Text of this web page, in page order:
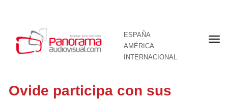
ESPAÑA
AMÉRICA
INTERNACIONAL
Ovide participa con sus